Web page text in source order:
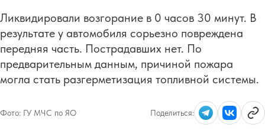
Ликвидировали возгорание в 0 часов 30 минут. В
результате у автомобиля сорьезно повреждена
передняя часть. Пострадавших нет. По
предварительным данным, причиной пожара
могла стать разгерметизация топливной системы.
Фото: ГУ МЧС по ЯО Поделиться: